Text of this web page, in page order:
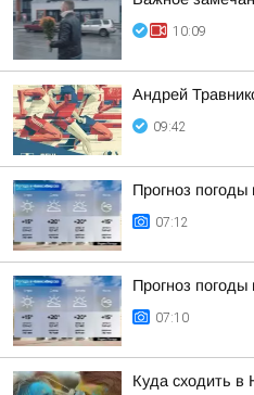
10:09
Андрей
09:42
Прогноз погоды
07:12
Прогноз погоды
07:10
Куда сходить в